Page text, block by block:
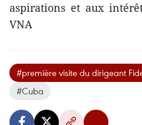
aspirations et aux
VNA
#première visite du dirigeant
#Cuba